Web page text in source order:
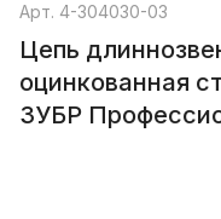
Арт. 4-304030-03
Цепь
оцинкованная
ЗУБР